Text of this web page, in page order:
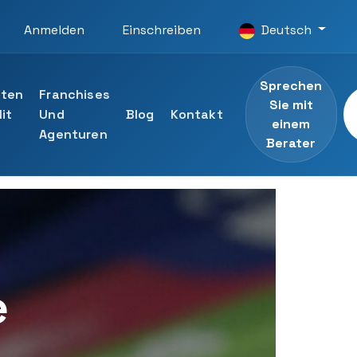
Anmelden Einschreiben Deutsch
der UTAMED-Universität
an
Franchises
Und
Agenturen
Blog Kontakt
Sprechen
Sie mit
einem
Berater